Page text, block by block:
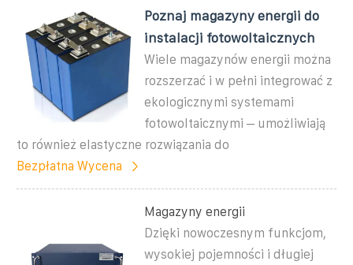
Poznaj magazyny energii do
instalacji fotowoltaicznych
Wiele magazynów energii można
rozszerzać i w pełni integrować z
ekologicznymi systemami
fotowoltaicznymi – umożliwiają
to również elastyczne rozwiązania do
Bezpłatna Wycena
Magazyny energii
Dzięki nowoczesnym funkcjom,
wysokiej pojemności i długiej